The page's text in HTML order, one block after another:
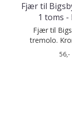
Fjær til
1 toms -
Fjær til
tremolo.
56,-